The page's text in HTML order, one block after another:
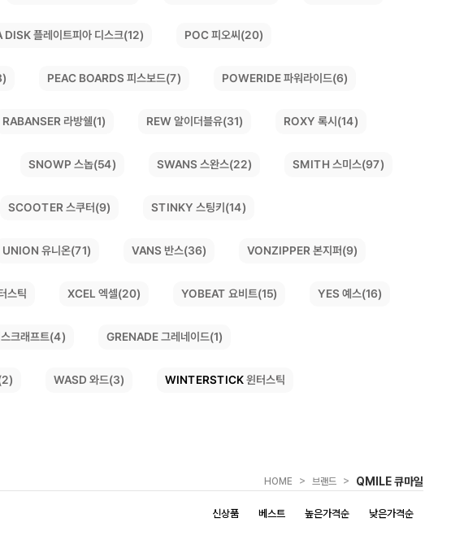
플레이트피아 디스크(12) POC 피오씨(20)
PEAC BOARDS 피스보드(7) POWERIDE 파워라이드(6)
RABANSER 라방쉘(1) REW 알이더블유(31) ROXY 록시(14)
SNOWP 스놉(54) SWANS 스완스(22) SMITH 스미스(97)
SCOOTER 스쿠터(9) STINKY 스팅키(14)
UNION 유니온(71) VANS 반스(36) VONZIPPER 본지퍼(9)
스틱 XCEL 엑셀(20) YOBEAT 요비트(15) YES 예스(16)
크래프트(4) GRENADE 그레네이드(1)
WASD 와드(3) WINTERSTICK윈터스틱
HOME > 브랜드 > QMILE 큐마일
신상품 베스트 높은가격순 낮은가격순